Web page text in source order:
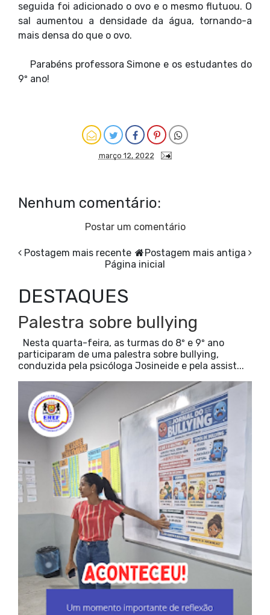
seguida foi adicionado o ovo e o mesmo flutuou. O
sal aumentou a densidade da água, tornando-a
mais densa do que o ovo.
Parabéns professora Simone e os estudantes do
9º ano!
março 12, 2022
Nenhum comentário:
Postar um comentário
Postagem mais recente
Postagem mais antiga
Página inicial
DESTAQUES
Palestra sobre bullying
Nesta quarta-feira, as turmas do 8º e 9º ano
participaram de uma palestra sobre bullying,
conduzida pela psicóloga Josineide e pela assist...